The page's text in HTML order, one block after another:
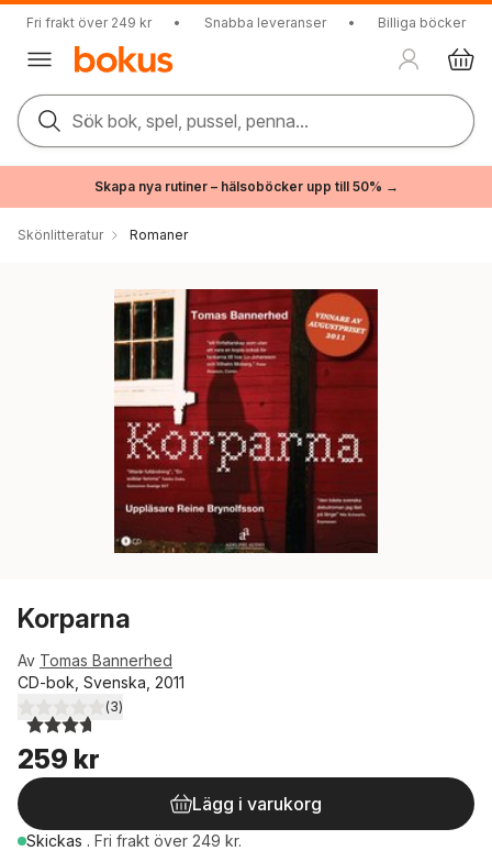
Fri frakt över 249 kr • Snabba leveranser • Billiga böcker
Sök bok, spel, pussel, penna...
Skapa nya rutiner – hälsoböcker upp till 50% →
Skönlitteratur Romaner
Korparna
Av Tomas Bannerhed
CD-bok, Svenska, 2011
3,7utav 5 stjärnor. Totalt antal röster:
(3)
259 kr
Lägg i varukorg
Skickas . Fri frakt över 249 kr.